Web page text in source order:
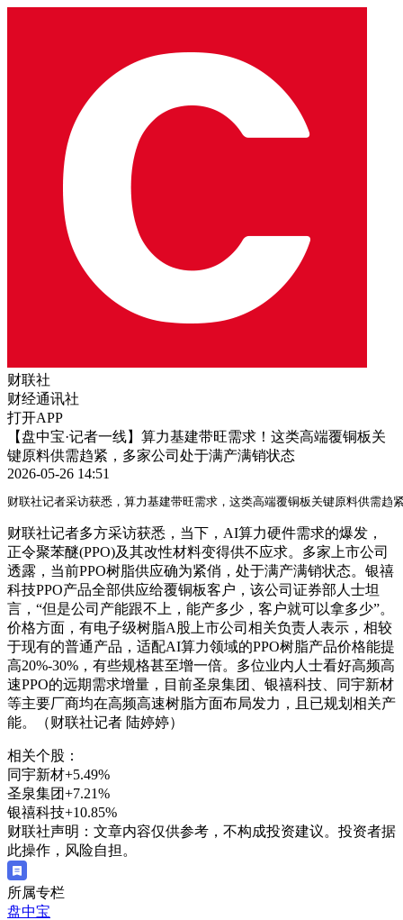
财联社
财经通讯社
打开APP
【盘中宝·记者一线】算力基建带旺需求！这类高端覆铜板关
键原料供需趋紧，多家公司处于满产满销状态
2026-05-26 14:51
财联社记者采访获悉，算力基建带旺需求，这类高端覆铜板关键原料供需趋
财联社记者多方采访获悉，当下，AI算力硬件需求的爆发，
正令聚苯醚(PPO)及其改性材料变得供不应求。多家上市公司
透露，当前PPO树脂供应确为紧俏，处于满产满销状态。银禧
科技PPO产品全部供应给覆铜板客户，该公司证券部人士坦
言，“但是公司产能跟不上，能产多少，客户就可以拿多少”。
价格方面，有电子级树脂A股上市公司相关负责人表示，相较
于现有的普通产品，适配AI算力领域的PPO树脂产品价格能提
高20%-30%，有些规格甚至增一倍。多位业内人士看好高频高
速PPO的远期需求增量，目前圣泉集团、银禧科技、同宇新材
等主要厂商均在高频高速树脂方面布局发力，且已规划相关产
能。（财联社记者 陆婷婷）
相关个股：
同宇新材+5.49%
圣泉集团+7.21%
银禧科技+10.85%
财联社声明：文章内容仅供参考，不构成投资建议。投资者据
此操作，风险自担。
所属专栏
盘中宝